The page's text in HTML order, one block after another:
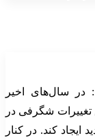
در سال‌های اخیر
شگرفی در
کند. در کنار